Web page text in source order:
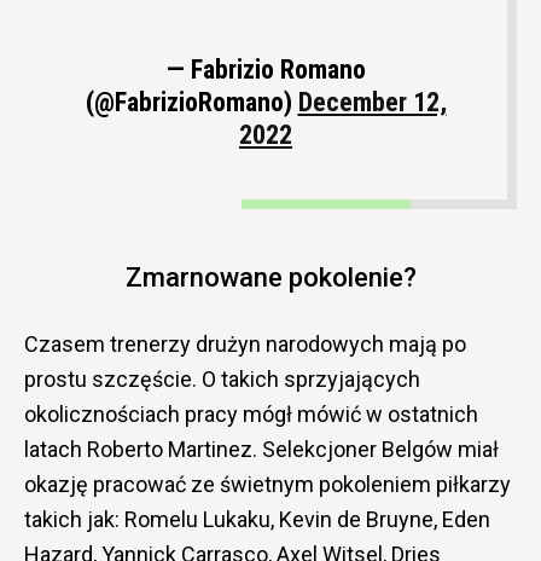
— Fabrizio Romano
(@FabrizioRomano) December 12,
2022
Zmarnowane pokolenie?
Czasem trenerzy drużyn narodowych mają po
prostu szczęście. O takich sprzyjających
okolicznościach pracy mógł mówić w ostatnich
latach Roberto Martinez. Selekcjoner Belgów miał
okazję pracować ze świetnym pokoleniem piłkarzy
takich jak: Romelu Lukaku, Kevin de Bruyne, Eden
Hazard, Yannick Carrasco, Axel Witsel, Dries